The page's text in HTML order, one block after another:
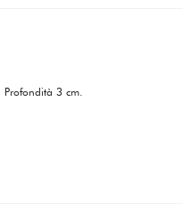
Profondità 3 cm.